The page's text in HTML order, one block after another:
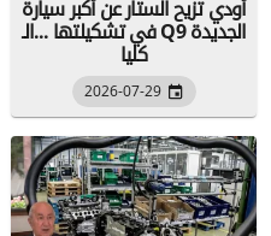
أودي تزيح الستار عن أكبر سيارة
في تشكيلتها ...الـ Q9 الجديدة
كليا
2026-07-29